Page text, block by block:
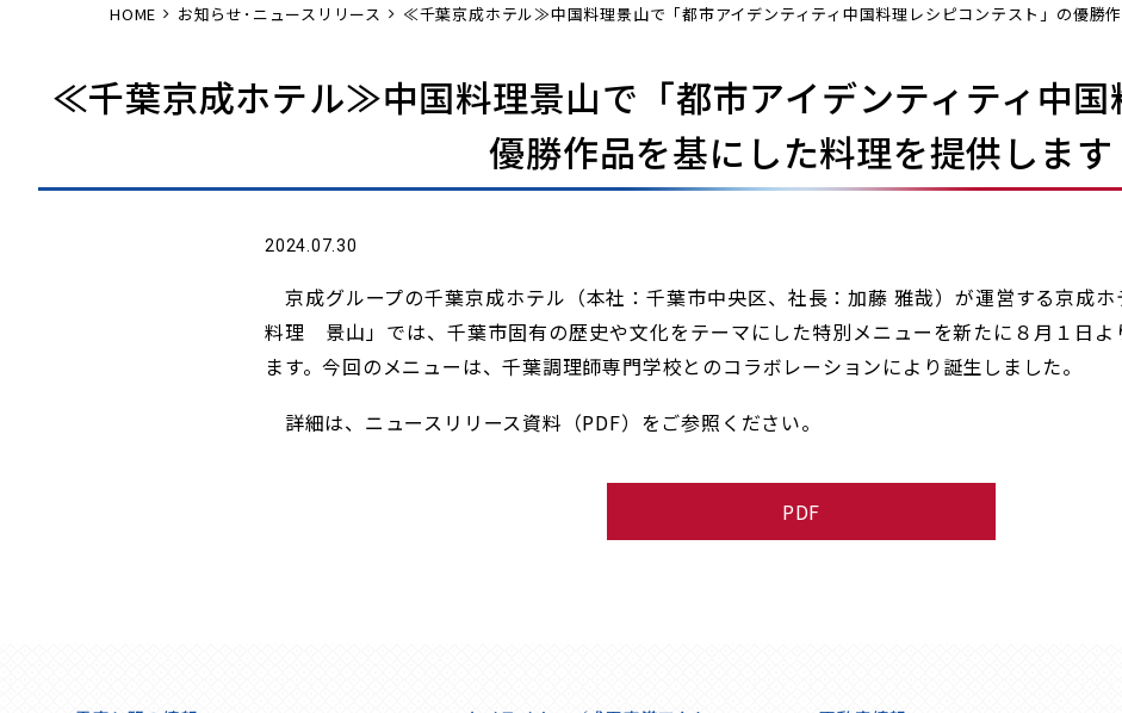
HOME お知らせ･ニュースリリース ≪千葉京成ホテル≫中国料理景山で「都市アイデンティティ中国料理レシピコンテスト」の優勝
≪千葉京成ホテル≫中国料理景山で「都市アイデンティティ中国
優勝作品を基にした料理を提供します
2024.07.30
京成グループの千葉京成ホテル（本社：千葉市中央区、社長：加藤 雅哉）が運営する京成
料理 景山」では、千葉市固有の歴史や文化をテーマにした特別メニューを新たに８月１日よ
ます。今回のメニューは、千葉調理師専門学校とのコラボレーションにより誕生しました。
詳細は、ニュースリリース資料（PDF）をご参照ください。
PDF